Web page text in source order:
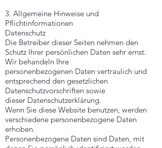
3. Allgemeine Hinweise und
Pflichtinformationen
Datenschutz
Die Betreiber dieser Seiten nehmen den
Schutz Ihrer persönlichen Daten sehr ernst.
Wir behandeln Ihre
personenbezogenen Daten vertraulich und
entsprechend den gesetzlichen
Datenschutzvorschriften sowie
dieser Datenschutzerklärung.
Wenn Sie diese Website benutzen, werden
verschiedene personenbezogene Daten
erhoben.
Personenbezogene Daten sind Daten, mit